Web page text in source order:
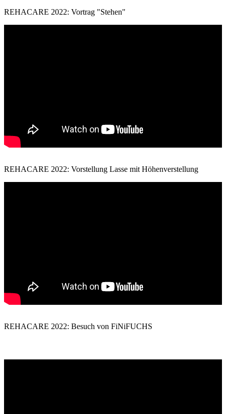
REHACARE 2022: Vortrag "Stehen"
REHACARE 2022: Vorstellung Lasse mit Höhenverstellung
REHACARE 2022: Besuch von FiNiFUCHS